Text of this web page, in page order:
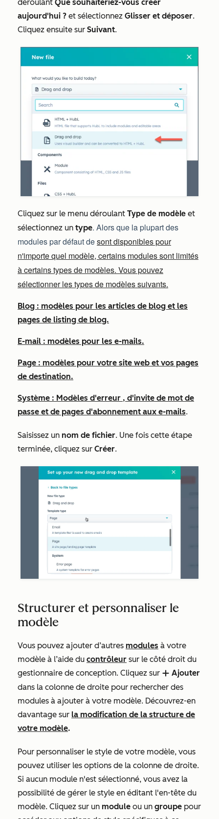
déroulant Que souhaiteriez-vous créer
aujourd'hui ? et sélectionnez Glisser et déposer.
Cliquez ensuite sur Suivant.
Cliquez sur le menu déroulant Type de modèle et
sélectionnez un type. Alors que la plupart des
modules par défaut desont disponibles pour
n'importe quel modèle, certains modules sont limités
à certains types de modèles. Vous pouvez
sélectionner les types de modèles suivants.
Blog : modèles pour les articles de blog et les
pages de listing de blog.
E-mail : modèles pour les e-mails.
Page : modèles pour votre site web et vos pages
de destination.
Système : Modèles d'erreur , d'invite de mot de
passe et de pages d'abonnement aux e-mails.
Saisissez un nom de fichier. Une fois cette étape
terminée, cliquez sur Créer.
Structurer et personnaliser le
modèle
Vous pouvez ajouter d’autres modules à votre
modèle à l’aide du contrôleur sur le côté droit du
gestionnaire de conception. Cliquez sur add Ajouter
dans la colonne de droite pour rechercher des
modules à ajouter à votre modèle. Découvrez-en
davantage sur la modification de la structure de
votre modèle.
Pour personnaliser le style de votre modèle, vous
pouvez utiliser les options de la colonne de droite.
Si aucun module n'est sélectionné, vous avez la
possibilité de gérer le style en éditant l'en-tête du
modèle. Cliquez sur un module ou un groupe pour